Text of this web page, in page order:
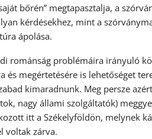
bőrén” megtapasztalja, a
kérdésekhez, mint a
ápolása.
románság problémáira irányuló
és megértetésére is lehetőséget
kimaradnunk. Meg persze
nagy állami szolgáltatók)
itt a Székelyföldön, melynek
voltak zárva.